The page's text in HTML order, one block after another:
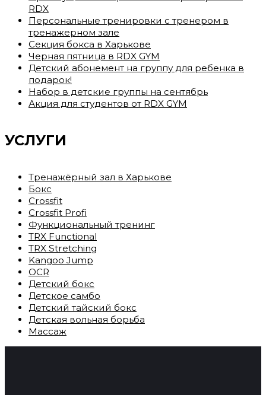
RDX
Персональные тренировки с тренером в
тренажерном зале
Секция бокса в Харькове
Черная пятница в RDX GYM
Детский абонемент на группу для ребенка в
подарок!
Набор в детские группы на сентябрь
Акция для студентов от RDX GYM
УСЛУГИ
Тренажёрный зал в Харькове
Бокс
Crossfit
Crossfit Profi
Функциональный тренинг
TRX Functional
TRX Stretching
Kangoo Jump
OCR
Детский бокс
Детское самбо
Детский тайский бокс
Детская вольная борьба
Массаж